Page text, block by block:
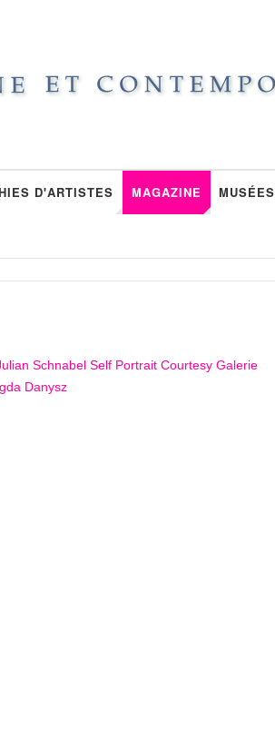
D'ARTISTES MAGAZINE MUSÉES